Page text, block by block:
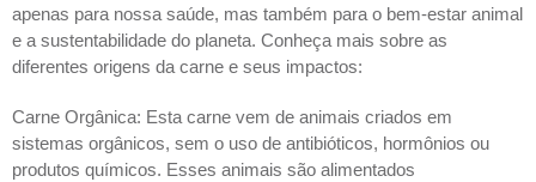
apenas para nossa saúde, mas também para o bem-estar animal
e a sustentabilidade do planeta. Conheça mais sobre as
diferentes origens da carne e seus impactos:
Carne Orgânica: Esta carne vem de animais criados em
sistemas orgânicos, sem o uso de antibióticos, hormônios ou
produtos químicos. Esses animais são alimentados